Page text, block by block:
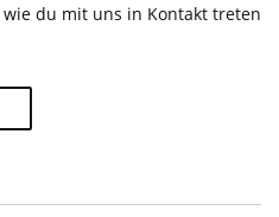
du mit uns in Kontakt treten